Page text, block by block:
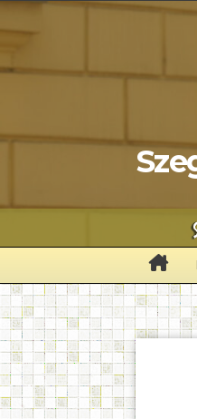
content